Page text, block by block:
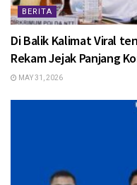
BERITA
Di Balik Kalimat Viral
Rekam Jejak Panjang
MAY 31, 2026